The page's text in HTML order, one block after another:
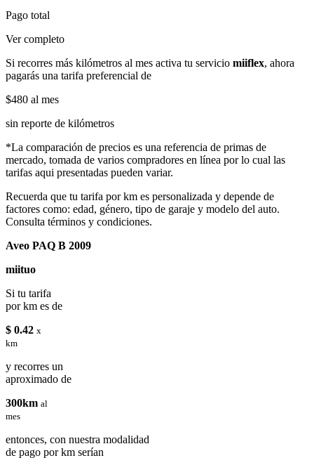
Pago total
Ver completo
Si recorres más kilómetros al mes activa tu servicio miiflex, ahora
pagarás una tarifa preferencial de
$480 al mes
sin reporte de kilómetros
*La comparación de precios es una referencia de primas de
mercado, tomada de varios compradores en línea por lo cual las
tarifas aqui presentadas pueden variar.
Recuerda que tu tarifa por km es personalizada y depende de
factores como: edad, género, tipo de garaje y modelo del auto.
Consulta términos y condiciones.
Aveo PAQ B 2009
miituo
Si tu tarifa
por km es de
$ 0.42 x
km
y recorres un
aproximado de
300km al
mes
entonces, con nuestra modalidad
de pago por km serían